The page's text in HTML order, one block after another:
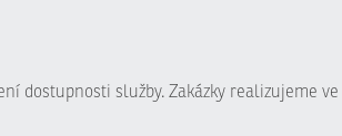
dostupnosti služby. Zakázky realizujeme ve